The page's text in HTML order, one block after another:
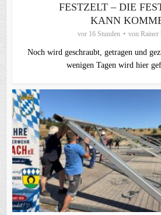
FESTZELT – DIE
KANN
vor 16 Stunden von Rainer
Noch wird geschraubt, getragen und
wenigen Tagen wird hier